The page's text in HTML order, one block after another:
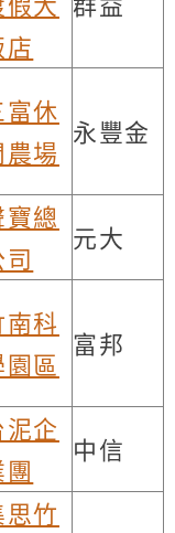
富休
農場
永豐金
寶總
元大
科
園區
富邦
泥企
中信
思竹